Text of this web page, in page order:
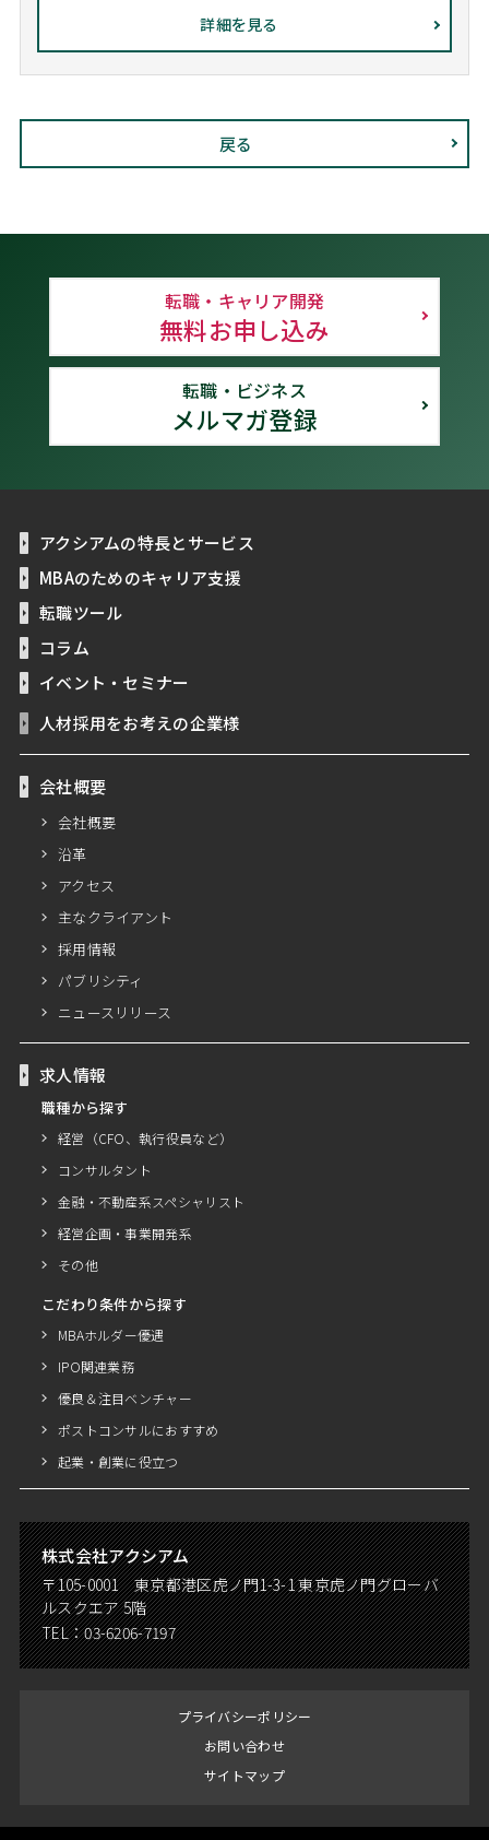
詳細を見る
戻る
転職・キャリア開発
無料お申し込み
転職・ビジネス
メルマガ登録
アクシアムの特長とサービス
MBAのためのキャリア支援
転職ツール
コラム
イベント・セミナー
人材採用をお考えの企業様
会社概要
会社概要
沿革
アクセス
主なクライアント
採用情報
パブリシティ
ニュースリリース
求人情報
職種から探す
経営（CFO、執行役員など）
コンサルタント
金融・不動産系スペシャリスト
経営企画・事業開発系
その他
こだわり条件から探す
MBAホルダー優遇
IPO関連業務
優良＆注目ベンチャー
ポストコンサルにおすすめ
起業・創業に役立つ
株式会社アクシアム
〒105-0001 東京都港区虎ノ門1-3-1 東京虎ノ門グローバ
ルスクエア 5階
TEL：03-6206-7197
プライバシーポリシー
お問い合わせ
サイトマップ